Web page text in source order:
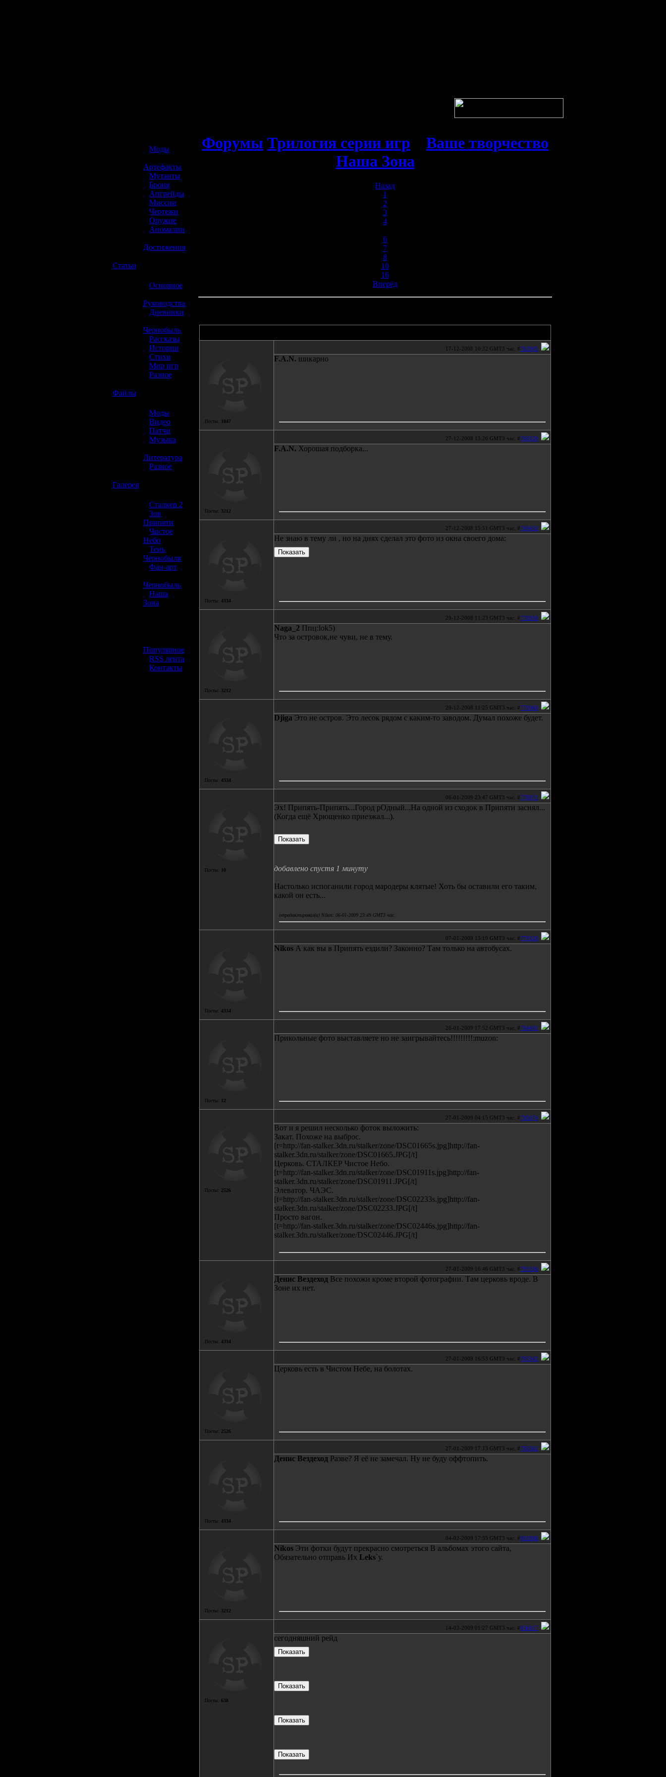
Моды
Артефакты
Мутанты
Броня
Апгрейды
Миссии
Чертежи
Оружие
Аномалии
Достижения
Статьи
Основное
Руководства
Дневники
Чернобыль
Рассказы
Истории
Стихи
Мир игр
Разное
Файлы
Моды
Видео
Патчи
Музыка
Литература
Разное
Галерея
Сталкер 2
Зов
Припяти
Чистое
Небо
Тень
Чернобыля
Фан-арт
Чернобыль
Наша
Зона
Популярное
RSS лента
Контакты
Форумы Трилогия серии игр
Ваше творчество
Наша Зона
Назад
1
2
3
4
6
7
8
10
16
Вперёд
Посты: 1047
17-12-2008 10:32 GMT3 час. #762905
F.A.N. шикарно
Посты: 3212
27-12-2008 13:26 GMT3 час. #769329
F.A.N. Хорошая подборка...
Посты: 4334
27-12-2008 15:51 GMT3 час. #769450
Не знаю в тему ли , но на днях сделал это фото из окна своего дома:
Посты: 3212
29-12-2008 11:23 GMT3 час. #770959
Naga_2 Ппц:lok5)
Что за островок,не чуви, не в тему.
Посты: 4334
29-12-2008 11:25 GMT3 час. #770960
Djiga Это не остров. Это лесок рядом с каким-то заводом. Думал похоже будет.
Посты: 10
06-01-2009 23:47 GMT3 час. #779071
Эх! Припять-Припять...Город рОдный...На одной из сходок в Припяти заснял...
(Когда ещё Хрющенко приезжал...).
добавлено спустя 1 минуту
Настолько испоганили город мародеры клятые! Хоть бы оставили его таким,
какой он есть...
отредактировал(а) Nikos: 06-01-2009 23:49 GMT3 час.
Посты: 4334
07-01-2009 13:19 GMT3 час. #779320
Nikos А как вы в Припять ездили? Законно? Там только на автобусах.
Посты: 12
26-01-2009 17:52 GMT3 час. #794491
Прикольные фото выставляете но не заигрывайтесь!!!!!!!!!:muzon:
Посты: 2526
27-01-2009 04:15 GMT3 час. #795074
Вот и я решил несколько фоток выложить:
Закат. Похоже на выброс.
[t=http://fan-stalker.3dn.ru/stalker/zone/DSC01665s.jpg]http://fan-
stalker.3dn.ru/stalker/zone/DSC01665.JPG[/t]
Церковь. СТАЛКЕР Чистое Небо.
[t=http://fan-stalker.3dn.ru/stalker/zone/DSC01911s.jpg]http://fan-
stalker.3dn.ru/stalker/zone/DSC01911.JPG[/t]
Элеватор. ЧАЭС.
[t=http://fan-stalker.3dn.ru/stalker/zone/DSC02233s.jpg]http://fan-
stalker.3dn.ru/stalker/zone/DSC02233.JPG[/t]
Просто вагон.
[t=http://fan-stalker.3dn.ru/stalker/zone/DSC02446s.jpg]http://fan-
stalker.3dn.ru/stalker/zone/DSC02446.JPG[/t]
Посты: 4334
27-01-2009 16:46 GMT3 час. #795336
Денис Вездеход Все похожи кроме второй фотографии. Там церковь вроде. В
Зоне их нет.
Посты: 2526
27-01-2009 16:53 GMT3 час. #795342
Церковь есть в Чистом Небе, на болотах.
Посты: 4334
27-01-2009 17:13 GMT3 час. #795362
Денис Вездеход Разве? Я её не замечал. Ну не буду оффтопить.
Посты: 3212
04-02-2009 17:55 GMT3 час. #801886
Nikos Эти фотки будут прекрасно смотреться В альбомах этого сайта,
Обязательно отправь Их Leks`у.
Посты: 638
14-03-2009 01:27 GMT3 час. #836817
сегодняшний рейд